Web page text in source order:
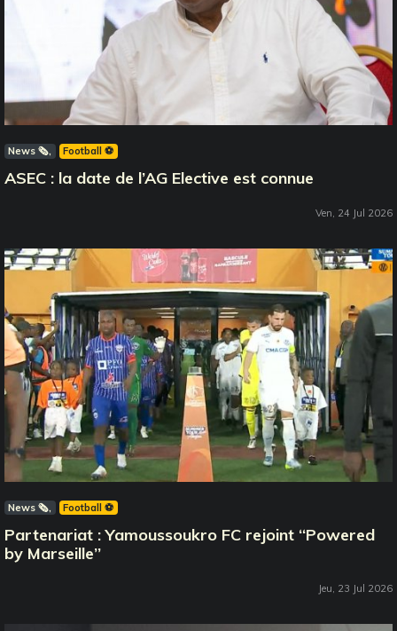
News 🗞️ Football ⚽️
ASEC : la date de l’AG Elective est connue
Ven, 24 Jul 2026
News 🗞️ Football ⚽️
Partenariat : Yamoussoukro FC rejoint ‘‘Powered
by Marseille’’
Jeu, 23 Jul 2026